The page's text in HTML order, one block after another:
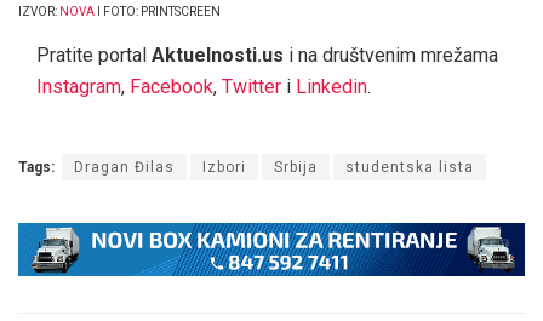
IZVOR: NOVA I FOTO: PRINTSCREEN
Pratite portal Aktuelnosti.us i na društvenim mrežama
Instagram, Facebook, Twitter i Linkedin.
Tags: Dragan Đilas Izbori Srbija studentska lista